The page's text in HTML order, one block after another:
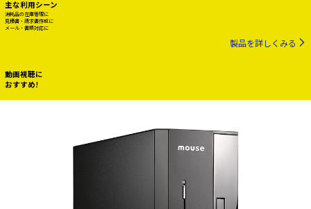
主な利用シーン
消耗品の在庫管理に
見積書・請求書作成に
メール・書類対応に
製品を詳しくみる
動画視聴に
おすすめ!